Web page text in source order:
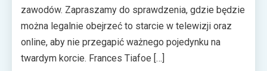
zawodów. Zapraszamy do sprawdzenia, gdzie będzie
można legalnie obejrzeć to starcie w telewizji oraz
online, aby nie przegapić ważnego pojedynku na
twardym korcie. Frances Tiafoe […]